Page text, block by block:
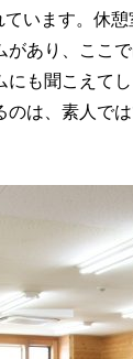
ています。休
があり、ここ
も聞こえて
は、素人で